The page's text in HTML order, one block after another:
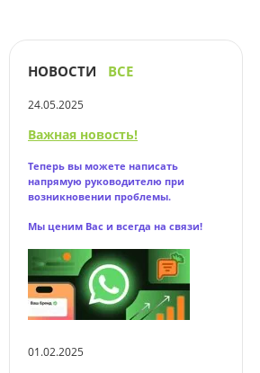
НОВОСТИ ВСЕ
24.05.2025
Важная новость!
Теперь вы можете написать
напрямую руководителю при
возникновении проблемы.
Мы ценим Вас и всегда на связи!
01.02.2025